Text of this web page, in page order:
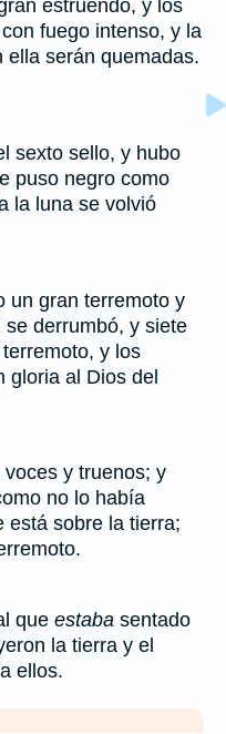
estruendo, y los
fuego intenso, y la
serán quemadas.
sexto sello, y hubo
puso negro como
la luna se volvió
un gran terremoto y
derrumbó, y siete
y los
gloria al Dios del
y truenos; y
no lo había
está sobre la tierra;
que estaba sentado
la tierra y el
ellos.